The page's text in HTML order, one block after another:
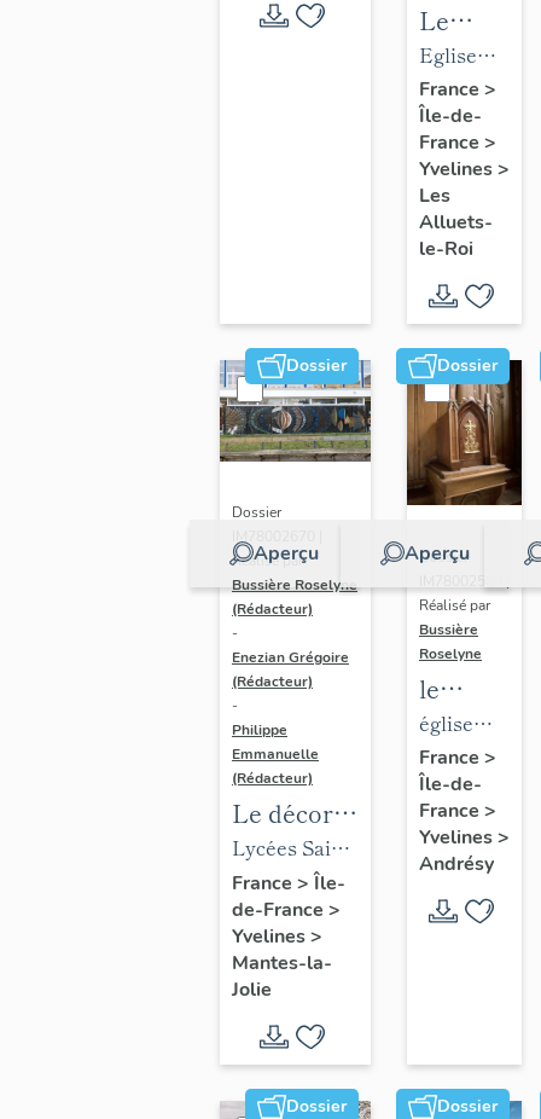
Le
mobilier
de
l'église
Saint-
Nicolas
Eglise
paroissiale
Saint-
Nicolas
France >
Île-de-
France >
Yvelines>
Les
Alluets-
le-Roi
Dossier
Aperçu
Dossier
IM78002670 |
Réalisé par
Bussière Roselyne
(Rédacteur)
-
Enezian Grégoire
(Rédacteur)
-
Philippe
Emmanuelle
(Rédacteur)
Le décor
des lycées
de Mantes
Lycées Saint-
Exupéry et
Jean Rostand
France > Île-
de-France >
Yvelines>
Mantes-la-
Jolie
Dossier
Aperçu
Dossier
Réalisé par
Bussière
Roselyne
le
mobilier
de
l'église
Saint-
Germain-
de-
Paris
église
paroissiale
Saint-
Germain
France >
Île-de-
France >
Yvelines>
Andrésy
Dossier Dossier